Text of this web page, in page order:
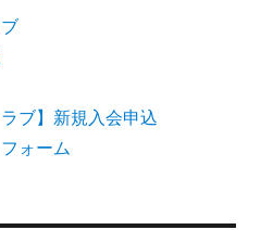
ブ】新規入会申込
ォーム